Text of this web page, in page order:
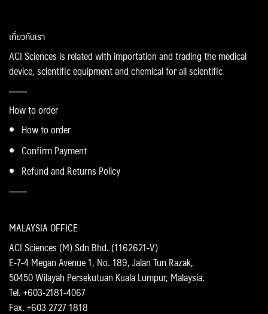
MALAYSIA OFFICE
ACI Sciences (M) Sdn Bhd. (1162621-V)
E-7-4 Megan Avenue 1, No. 189, Jalan Tun Razak,
50450 Wilayah Persekutuan Kuala Lumpur, Malaysia.
Tel. +603-2181-4067
Fax. +603 2727 1818
เกี่ยวกับเรา
ACI Sciences is related with importation and trading the medical
device, scientific equipment and chemical for all scientific
How to order
How to order
Confirm Payment
Refund and Returns Policy